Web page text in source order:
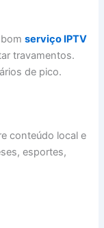
bomserviço IPTV
travamentos.
de pico.
conteúdo local e
esportes,